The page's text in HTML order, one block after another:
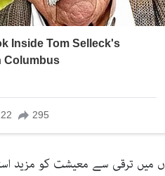
ترقی سے معیشت کو مزید